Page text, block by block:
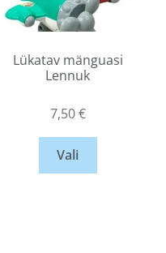
Lükatav mänguasi
Lennuk
7,50€
Vali